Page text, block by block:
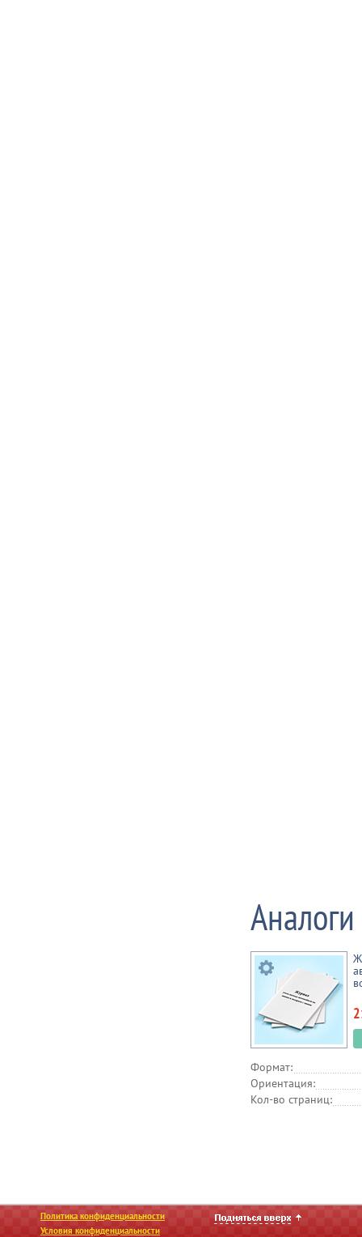
Аналоги
Формат:
Ориентация:
Кол-во страниц:
Политика конфиденциальности
Условия конфиденциальности